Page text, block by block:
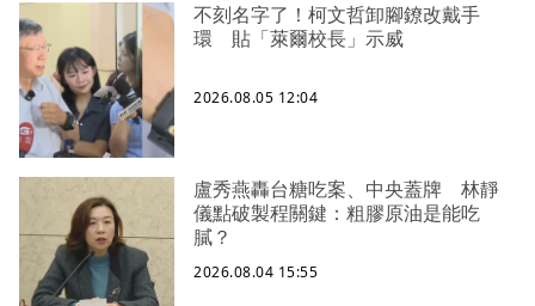
不刻名字了！柯文哲卸腳鐐改戴手
環 貼「萊爾校長」示威
2026.08.05 12:04
盧秀燕轟台糖吃案、中央蓋牌 林靜
儀點破製程關鍵：粗膠原油是能吃
膩？
2026.08.04 15:55